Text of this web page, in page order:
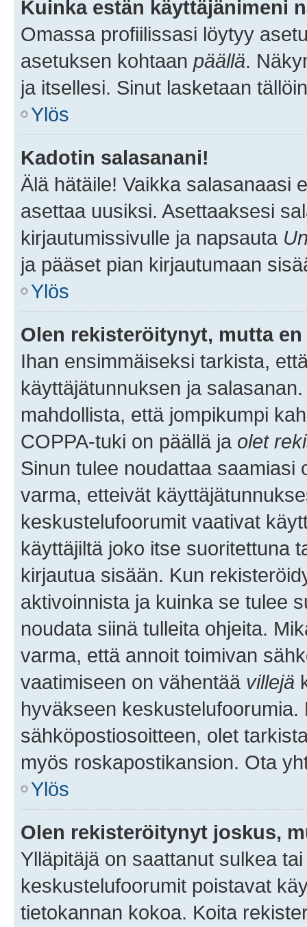
Kuinka estän käyttäjänimeni
Omassa profiilissasi löytyy
asetuksen kohtaan päällä.
ja itsellesi. Sinut lasketaan
Ylös
Kadotin salasanani!
Älä hätäile! Vaikka salasanaasi
asettaa uusiksi. Asettaaksesi
kirjautumissivulle ja napsauta
ja pääset pian kirjautumaan
Ylös
Olen rekisteröitynyt, mutta
Ihan ensimmäiseksi tarkista,
käyttäjätunnuksen ja
mahdollista, että jompikumpi
COPPA-tuki on päällä ja olet
Sinun tulee noudattaa saamiasi
varma, etteivät
keskustelufoorumit vaativat
käyttäjiltä joko itse suoritettuna
kirjautua sisään. Kun
aktivoinnista ja kuinka se tulee
noudata siinä tulleita ohjeita.
varma, että annoit toimivan
vaatimiseen on vähentää villejä
hyväkseen
sähköpostiosoitteen, olet
myös roskapostikansion. Ota
Ylös
Olen rekisteröitynyt joskus,
Ylläpitäjä on saattanut sulkea
keskustelufoorumit poistavat
tietokannan kokoa. Koita